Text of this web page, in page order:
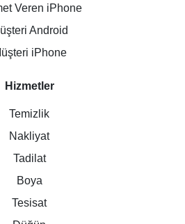
Veren iPhone
Android
iPhone
Hizmetler
Temizlik
Nakliyat
Tadilat
Boya
Tesisat